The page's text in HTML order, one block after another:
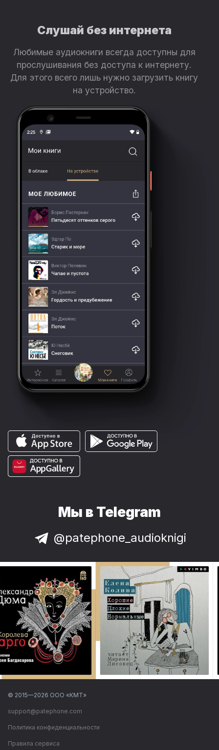
Слушай без интернета
Любимые аудиокниги всегда доступны для
прослушивания без доступа к интернету.
Для этого всего лишь нужно загрузить книгу
на устройство.
Мы в Telegram
@patephone_audioknigi
© 2015—2026 ООО «КМТ»
support@patephone.com
Политика конфиденциальности
Правила сервиса